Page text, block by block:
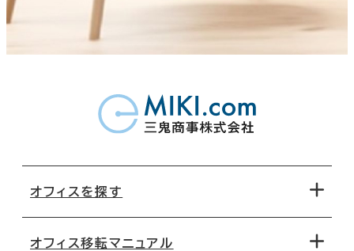
オフィスを探す
オフィス移転マニュアル